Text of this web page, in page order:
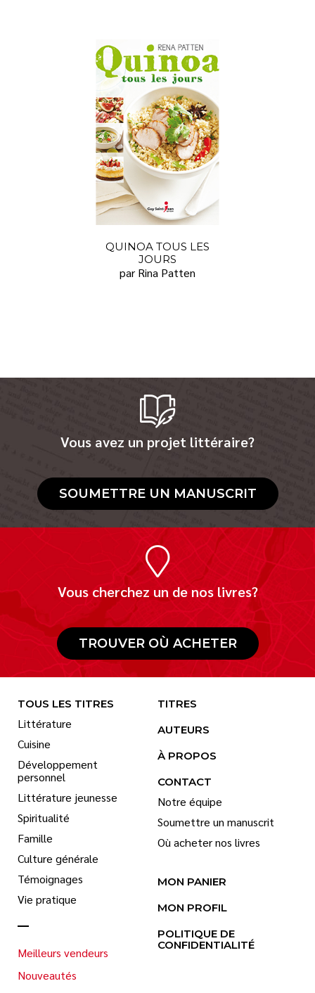
QUINOA TOUS LES
JOURS
par Rina Patten
Vous avez un projet littéraire?
SOUMETTRE UN MANUSCRIT
Vous cherchez un de nos livres?
TROUVER OÙ ACHETER
TOUS LES TITRES
Littérature
Cuisine
Développement
personnel
Littérature jeunesse
Spiritualité
Famille
Culture générale
Témoignages
Vie pratique
Meilleurs vendeurs
Nouveautés
TITRES
AUTEURS
À PROPOS
CONTACT
Notre équipe
Soumettre un manuscrit
Où acheter nos livres
MON PANIER
MON PROFIL
POLITIQUE DE
CONFIDENTIALITÉ